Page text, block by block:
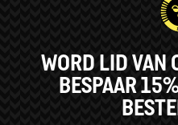
WORD LID VAN
BESPAAR